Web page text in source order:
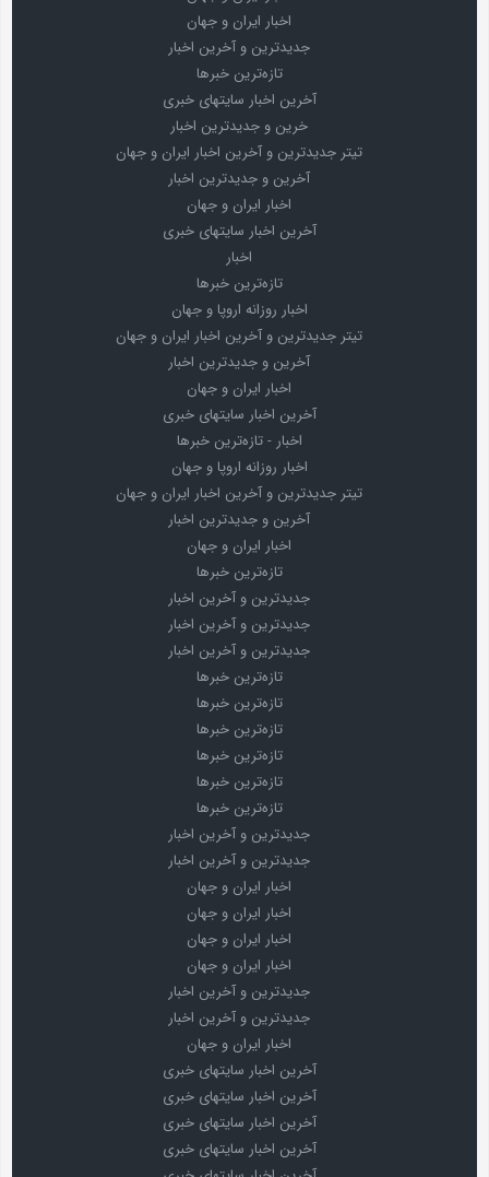
اخبار ایران و جهان
جدیدترین و آخرین اخبار
تازه‌ترین خبرها
آخرین اخبار سایتهای خبری
خرین و جدیدترین اخبار
تیتر جدیدترین و آخرین اخبار ایران و جهان
آخرین و جدیدترین اخبار
اخبار ایران و جهان
آخرین اخبار سایتهای خبری
اخبار
تازه‌ترین خبرها
اخبار روزانه اروپا و جهان
تیتر جدیدترین و آخرین اخبار ایران و جهان
آخرین و جدیدترین اخبار
اخبار ایران و جهان
آخرین اخبار سایتهای خبری
اخبار - تازه‌ترین خبرها
اخبار روزانه اروپا و جهان
تیتر جدیدترین و آخرین اخبار ایران و جهان
آخرین و جدیدترین اخبار
اخبار ایران و جهان
تازه‌ترین خبرها
جدیدترین و آخرین اخبار
جدیدترین و آخرین اخبار
جدیدترین و آخرین اخبار
تازه‌ترین خبرها
تازه‌ترین خبرها
تازه‌ترین خبرها
تازه‌ترین خبرها
تازه‌ترین خبرها
تازه‌ترین خبرها
جدیدترین و آخرین اخبار
جدیدترین و آخرین اخبار
اخبار ایران و جهان
اخبار ایران و جهان
اخبار ایران و جهان
اخبار ایران و جهان
جدیدترین و آخرین اخبار
جدیدترین و آخرین اخبار
اخبار ایران و جهان
آخرین اخبار سایتهای خبری
آخرین اخبار سایتهای خبری
آخرین اخبار سایتهای خبری
آخرین اخبار سایتهای خبری